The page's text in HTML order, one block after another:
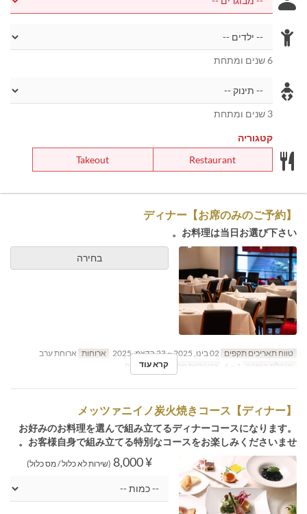
6 שנים ומתחת
3 שנים ומתחת
קטגוריה
Restaurant
Takeout
ディナー【お席のみのご予約】
お料理は当日お選び下さい。
בחירה
טווח תאריכים תקפים ארוחות ארוחת ערב
מגבלת הזמנה
קטגוריית מקום Restaurant
קרא עוד
【ディナー】メッツァニイノ炭火焼きコース
お好みのお料理を選んで組み立てるディナーコースになります。
お客様自身で組み立てる特別なコースをお楽しみくださいませ。
¥ 8,000 (שירות לא כלול / מס כלול)